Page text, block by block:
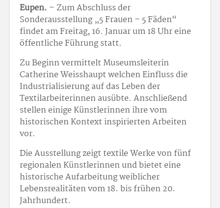
Eupen. – Zum Abschluss der
Sonderausstellung „5 Frauen – 5 Fäden“
findet am Freitag, 16. Januar um 18 Uhr eine
öffentliche Führung statt.
Zu Beginn vermittelt Museumsleiterin
Catherine Weisshaupt welchen Einfluss die
Industrialisierung auf das Leben der
Textilarbeiterinnen ausübte. Anschließend
stellen einige Künstlerinnen ihre vom
historischen Kontext inspirierten Arbeiten
vor.
Die Ausstellung zeigt textile Werke von fünf
regionalen Künstlerinnen und bietet eine
historische Aufarbeitung weiblicher
Lebensrealitäten vom 18. bis frühen 20.
Jahrhundert.